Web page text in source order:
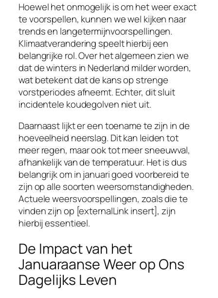
Hoewel het onmogelijk is om het weer exact
te voorspellen, kunnen we wel kijken naar
trends en langetermijnvoorspellingen.
Klimaatverandering speelt hierbij een
belangrijke rol. Over het algemeen zien we
dat de winters in Nederland milder worden,
wat betekent dat de kans op strenge
vorstperiodes afneemt. Echter, dit sluit
incidentele koudegolven niet uit.
Daarnaast lijkt er een toename te zijn in de
hoeveelheid neerslag. Dit kan leiden tot
meer regen, maar ook tot meer sneeuwval,
afhankelijk van de temperatuur. Het is dus
belangrijk om in januari goed voorbereid te
zijn op alle soorten weersomstandigheden.
Actuele weersvoorspellingen, zoals die te
vinden zijn op [externalLink insert], zijn
hierbij essentieel.
De Impact van het
Januaraanse Weer op Ons
Dagelijks Leven